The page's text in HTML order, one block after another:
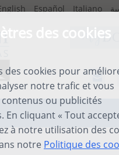
des cookies
des cookies pour
notre trafic et vous
ou publicités
En cliquant « Tout
à notre utilisation des
notre Politique des
Español Italiano